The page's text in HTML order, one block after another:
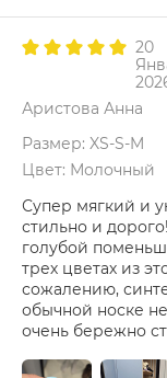
20
Аристова Анна
Размер: XS-S-M
Цвет: Молочный
Супер мягкий и
стильно и
голубой
трех цветах из
сожалению,
обычной носке
очень бережно